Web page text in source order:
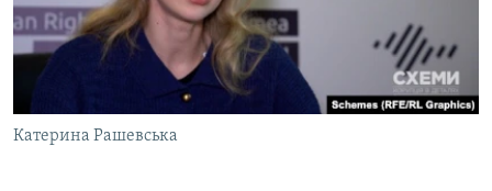
Катерина Рашевська